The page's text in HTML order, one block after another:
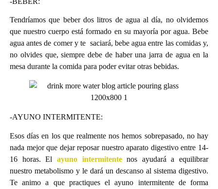
Tendríamos que beber dos litros de agua al día, no olvidemos
que nuestro cuerpo está formado en su mayoría por agua. Bebe
agua antes de comer y te saciará, bebe agua entre las comidas y,
no olvides que, siempre debe de haber una jarra de agua en la
mesa durante la comida para poder evitar otras bebidas.
-AYUNO INTERMITENTE:
Esos días en los que realmente nos hemos sobrepasado, no hay
nada mejor que dejar reposar nuestro aparato digestivo entre 14-
16 horas. El ayuno intermitentenos ayudará a equilibrar
nuestro metabolismo y le dará un descanso al sistema digestivo.
Te animo a que practiques el ayuno intermitente de forma